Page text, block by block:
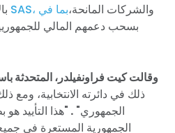
الرئيس التنفيذي لشركة SAS، والشركات المانحة،بما في
وقالت كيت فراونفيلدر، المتحدثة
ذلك في دائرته الانتخابية،
الجمهوري" . "هذا التأييد
الجمهورية المستعرة في